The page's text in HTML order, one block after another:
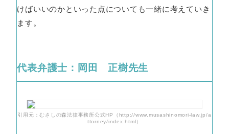
けばいいのかといった点についても一緒に考えていき
ます。
代表弁護士：岡田 正樹先生
引用元：むさしの森法律事務所公式HP（http://www.musashinomori-law.jp/a
ttorney/index.html）